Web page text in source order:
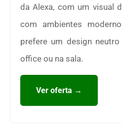
da Alexa, com um visual
com ambientes
prefere um design
office ou na sala.
Ver oferta →